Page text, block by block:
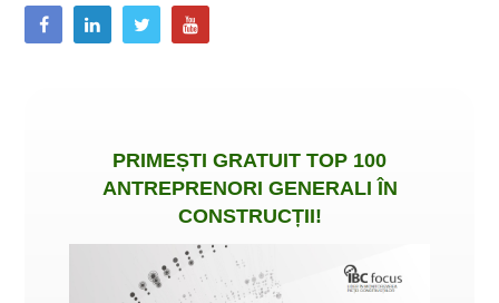
PRIMEȘTI GRATUIT TOP 100
ANTREPRENORI GENERALI ÎN
CONSTRUCȚII!